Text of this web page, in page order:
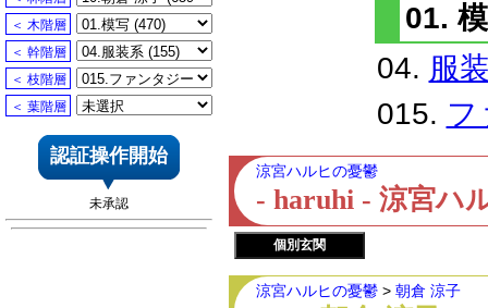
01.
04. 服
015. フ
涼宮ハルヒの憂鬱
- haruhi - 涼宮ハ
個別玄関
涼宮ハルヒの憂鬱 > 朝倉 涼子
＜ 木階層
＜ 幹階層
＜ 枝階層
＜ 葉階層
認証操作開始
未承認